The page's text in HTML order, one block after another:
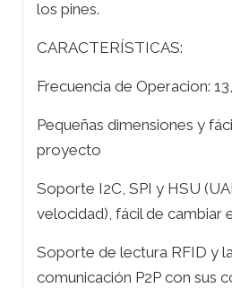
los pines.
CARACTERÍSTICAS:
Frecuencia de Operacion:
Pequeñas dimensiones y
proyecto
Soporte I2C, SPI y HSU
velocidad), fácil de cambiar
Soporte de lectura RFID y
comunicación P2P con sus